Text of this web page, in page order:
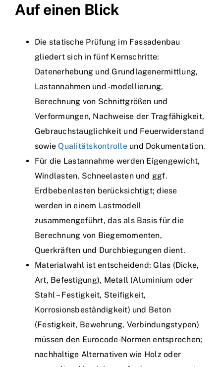
Auf einen Blick
Die statische Prüfung im Fassadenbau
gliedert sich in fünf Kernschritte:
Datenerhebung und Grundlagenermittlung,
Lastannahmen und -modellierung,
Berechnung von Schnittgrößen und
Verformungen, Nachweise der Tragfähigkeit,
Gebrauchstauglichkeit und Feuerwiderstand
sowieQualitätskontrolleund Dokumentation.
Für die Lastannahme werden Eigengewicht,
Windlasten, Schneelasten und ggf.
Erdbebenlasten berücksichtigt; diese
werden in einem Lastmodell
zusammengeführt, das als Basis für die
Berechnung von Biegemomenten,
Querkräften und Durchbiegungen dient.
Materialwahl ist entscheidend: Glas (Dicke,
Art, Befestigung), Metall (Aluminium oder
Stahl – Festigkeit, Steifigkeit,
Korrosionsbeständigkeit) und Beton
(Festigkeit, Bewehrung, Verbindungstypen)
müssen den Eurocode‑Normen entsprechen;
nachhaltige Alternativen wie Holz oder